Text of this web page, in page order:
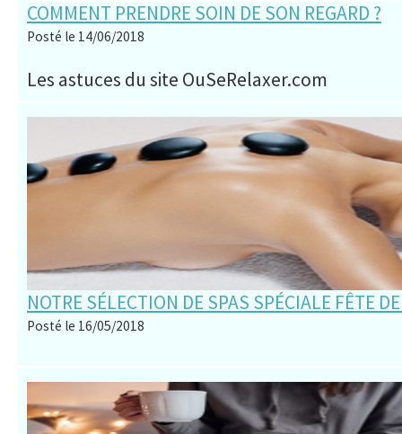
COMMENT PRENDRE SOIN DE SON REGARD ?
Posté le 14/06/2018
Les astuces du site OuSeRelaxer.com
NOTRE SÉLECTION DE SPAS SPÉCIALE FÊTE
Posté le 16/05/2018